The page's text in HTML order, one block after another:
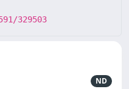
329503
ND